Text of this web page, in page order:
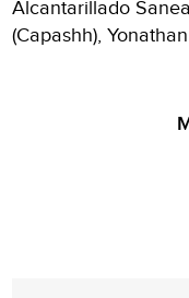
Alcantarillado
(Capashh),